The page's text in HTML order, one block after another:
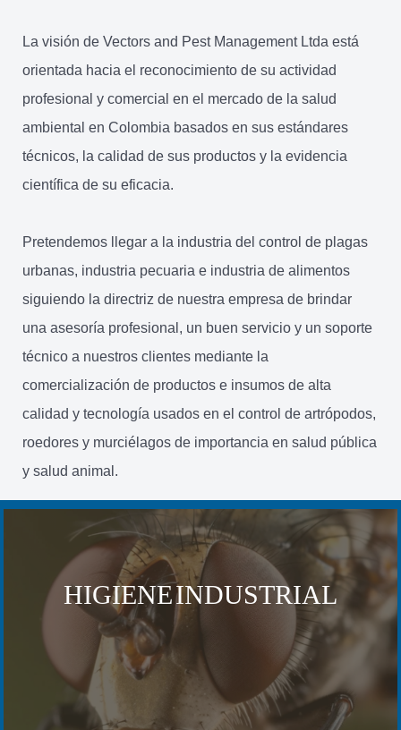
La visión de Vectors and Pest Management Ltda está
orientada hacia el reconocimiento de su actividad
profesional y comercial en el mercado de la salud
ambiental en Colombia basados en sus estándares
técnicos, la calidad de sus productos y la evidencia
científica de su eficacia.
Pretendemos llegar a la industria del control de plagas
urbanas, industria pecuaria e industria de alimentos
siguiendo la directriz de nuestra empresa de brindar
una asesoría profesional, un buen servicio y un soporte
técnico a nuestros clientes mediante la
comercialización de productos e insumos de alta
calidad y tecnología usados en el control de artrópodos,
roedores y murciélagos de importancia en salud pública
y salud animal.
HIGIENE INDUSTRIAL